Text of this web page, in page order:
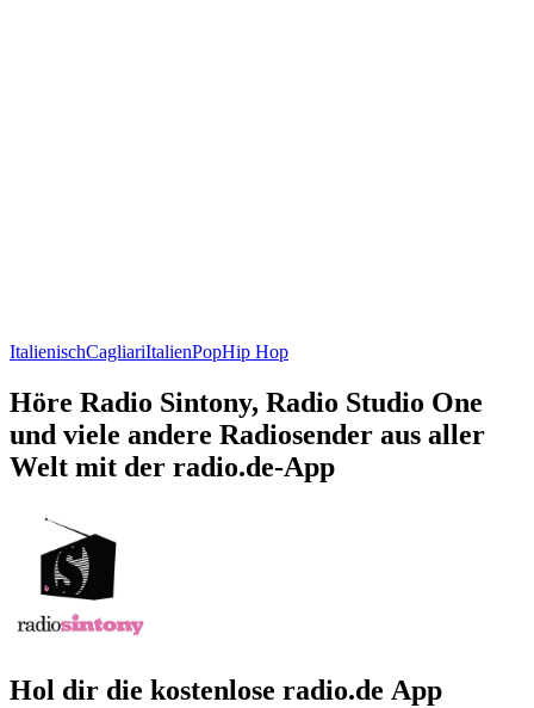
ItalienischCagliariItalienPopHip Hop
Höre Radio Sintony, Radio Studio One
und viele andere Radiosender aus aller
Welt mit der radio.de-App
Hol dir die kostenlose radio.de App